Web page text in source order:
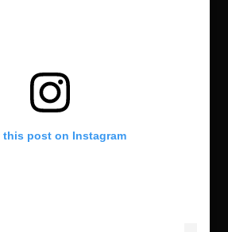
this post on Instagram